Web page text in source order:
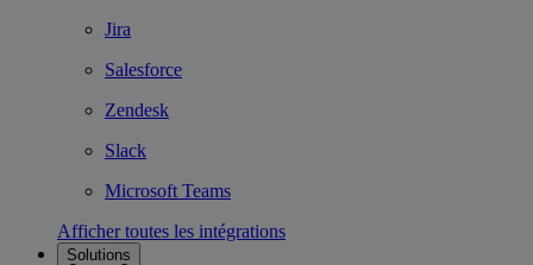
Jira
Salesforce
Zendesk
Slack
Microsoft Teams
Afficher toutes les intégrations
Solutions